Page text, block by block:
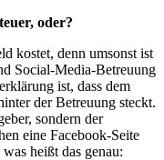
oder?
kostet, denn umsonst ist
Social-Media-Betreuung
ist, dass dem
der Betreuung steckt.
sondern der
eine Facebook-Seite
heißt das genau: